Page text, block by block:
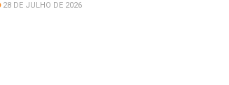
28 DE JULHO DE 2026